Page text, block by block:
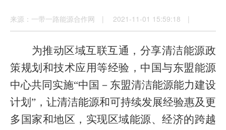
来源：一带一路能源合作网 | 2021-11-01 15:59:18 |
为推动区域互联互通，分享清洁能源政
策规划和技术应用等经验，中国与东盟能源
中心共同实施“中国 － 东盟清洁能源能力建设
计划 ” ，让清洁能源和可持续发展经验惠及更
多国家和地区，实现区域能源、经济的跨越